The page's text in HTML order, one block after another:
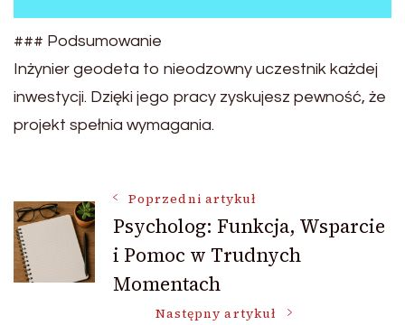
### Podsumowanie
Inżynier geodeta to nieodzowny uczestnik każdej
inwestycji. Dzięki jego pracy zyskujesz pewność, że
projekt spełnia wymagania.
Nawigacja
wpisu
Poprzedni artykuł
Psycholog: Funkcja, Wsparcie
i Pomoc w Trudnych
Momentach
Następny artykuł